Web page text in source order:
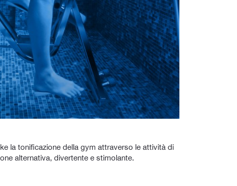
la tonificazione della gym attraverso le attività di
alternativa, divertente e stimolante.